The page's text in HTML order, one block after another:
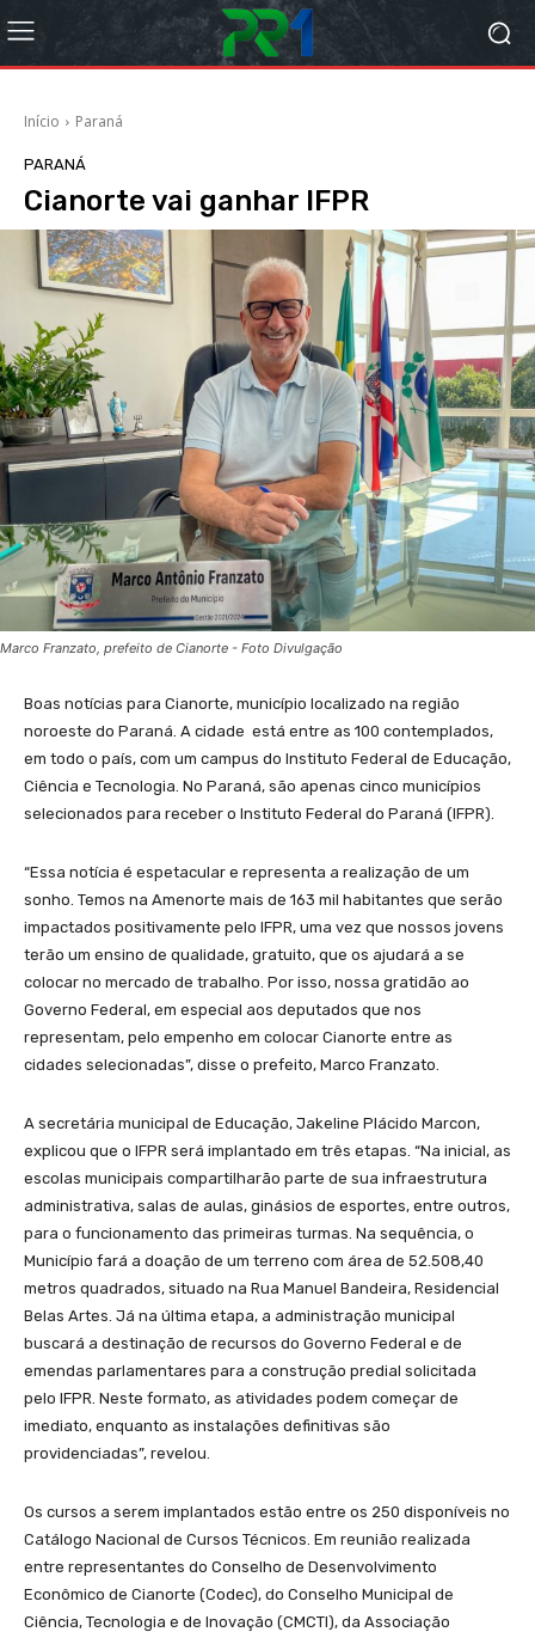
Início Paraná
PARANÁ
Cianorte vai ganhar IFPR
Marco Franzato, prefeito de Cianorte - Foto Divulgação
Boas notícias para Cianorte, município localizado na região
noroeste do Paraná. A cidade está entre as 100 contemplados,
em todo o país, com um campus do Instituto Federal de Educação,
Ciência e Tecnologia. No Paraná, são apenas cinco municípios
selecionados para receber o Instituto Federal do Paraná (IFPR).
“Essa notícia é espetacular e representa a realização de um
sonho. Temos na Amenorte mais de 163 mil habitantes que serão
impactados positivamente pelo IFPR, uma vez que nossos jovens
terão um ensino de qualidade, gratuito, que os ajudará a se
colocar no mercado de trabalho. Por isso, nossa gratidão ao
Governo Federal, em especial aos deputados que nos
representam, pelo empenho em colocar Cianorte entre as
cidades selecionadas”, disse o prefeito, Marco Franzato.
A secretária municipal de Educação, Jakeline Plácido Marcon,
explicou que o IFPR será implantado em três etapas. “Na inicial, as
escolas municipais compartilharão parte de sua infraestrutura
administrativa, salas de aulas, ginásios de esportes, entre outros,
para o funcionamento das primeiras turmas. Na sequência, o
Município fará a doação de um terreno com área de 52.508,40
metros quadrados, situado na Rua Manuel Bandeira, Residencial
Belas Artes. Já na última etapa, a administração municipal
buscará a destinação de recursos do Governo Federal e de
emendas parlamentares para a construção predial solicitada
pelo IFPR. Neste formato, as atividades podem começar de
imediato, enquanto as instalações definitivas são
providenciadas”, revelou.
Os cursos a serem implantados estão entre os 250 disponíveis no
Catálogo Nacional de Cursos Técnicos. Em reunião realizada
entre representantes do Conselho de Desenvolvimento
Econômico de Cianorte (Codec), do Conselho Municipal de
Ciência, Tecnologia e de Inovação (CMCTI), da Associação